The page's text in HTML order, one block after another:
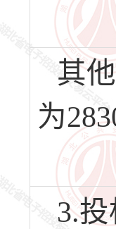
其
为
3.